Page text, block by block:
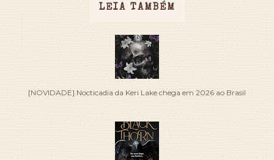
LEIA TAMBÉM
[NOVIDADE] Nocticadia da Keri Lake chega em 2026 ao Brasil